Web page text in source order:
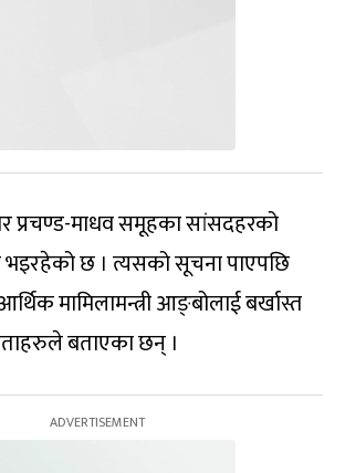
प्रचण्ड-माधव समूहका सांसदहरको
छ । त्यसको सूचना पाएपछि
मामिलामन्त्री आङ्बोलाई बर्खास्त
बताएका छन् ।